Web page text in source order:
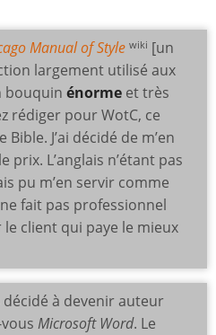
Manual of Style wiki [un
largement utilisé aux
bouquin énorme et très
rédiger pour WotC, ce
J’ai décidé de m’en
prix. L’anglais n’étant pas
pu m’en servir comme
fait pas professionnel
client qui paye le mieux
décidé à devenir auteur
Microsoft Word. Le